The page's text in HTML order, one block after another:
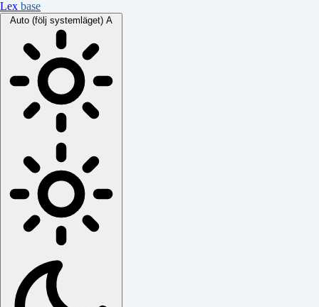
Lex base
Auto (följ systemläget) A